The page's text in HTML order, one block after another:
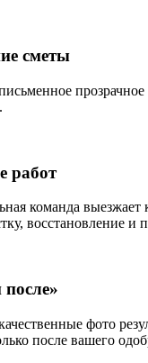
сметы
работ
команда выезжает
восстановление и
фото
после вашего